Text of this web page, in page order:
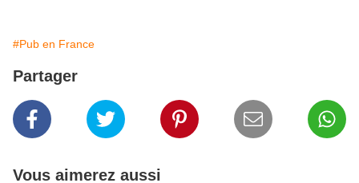
#Pub en France
Partager
Vous aimerez aussi